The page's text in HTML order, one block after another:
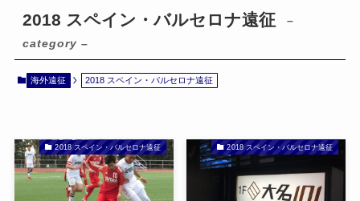
2018 スペイン・バルセロナ遠征
–
category –
海外遠征 2018 スペイン・バルセロナ遠征
2018 スペイン・バルセロナ遠征 2018 スペイン・バルセロナ遠征